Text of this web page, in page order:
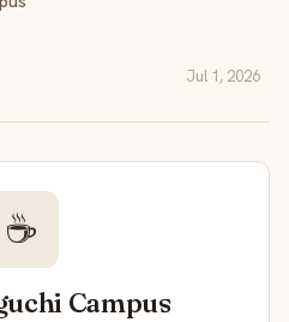
Jul 1, 2026
☕
Campus